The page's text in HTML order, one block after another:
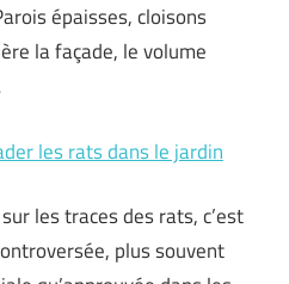
épaisses, cloisons
la façade, le volume
les rats dans le jardin
les traces des rats, c’est
plus souvent